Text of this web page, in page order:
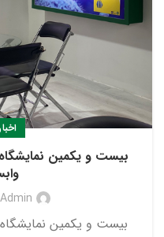
بیست و یکمین نمایشگاه
بیست و یکمین نمایشگاه